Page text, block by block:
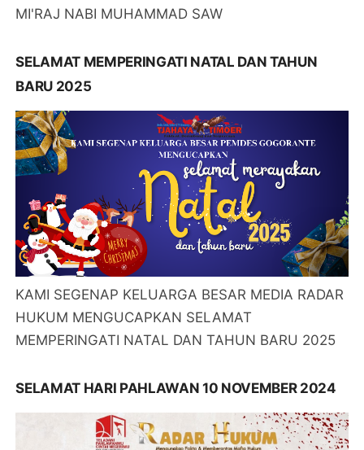
MI'RAJ NABI MUHAMMAD SAW
SELAMAT MEMPERINGATI NATAL DAN TAHUN
BARU 2025
KAMI SEGENAP KELUARGA BESAR MEDIA RADAR
HUKUM MENGUCAPKAN SELAMAT
MEMPERINGATI NATAL DAN TAHUN BARU 2025
SELAMAT HARI PAHLAWAN 10 NOVEMBER 2024